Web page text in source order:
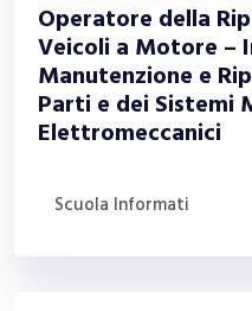
Operatore della
Veicoli a Motore –
Manutenzione e
Parti e dei Sistemi
Elettromeccanici
Scuola Informati